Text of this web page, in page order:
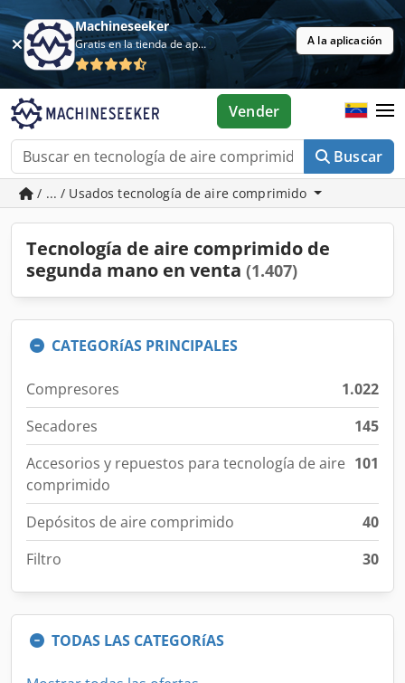
Machineseeker
Gratis en la tienda de aplicaciones A la aplicación
Buscar
Vender
/ ... / Usados tecnología de aire comprimido
Tecnología de aire comprimido de
segunda mano en venta (1.407)
CATEGORíAS PRINCIPALES
Compresores
1.022
Secadores
145
Accesorios y repuestos para tecnología de aire
comprimido
101
Depósitos de aire comprimido
40
Filtro
30
TODAS LAS CATEGORíAS